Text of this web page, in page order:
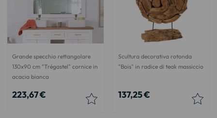
Grande specchio rettangolare
130x90 cm "Trégastel" cornice in
acacia bianca
223,67 €
Scultura decorativa rotonda
"Bois" in radice di teak massiccio
137,25 €